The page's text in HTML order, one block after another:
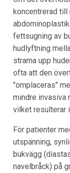
koncentrerad till
fettsugning av
hudlyftning
strama upp
ofta att den
"omplaceras"
mindre invasiva
vilket resulterar
För patienter
utspänning,
bukvägg
navelbråck) på